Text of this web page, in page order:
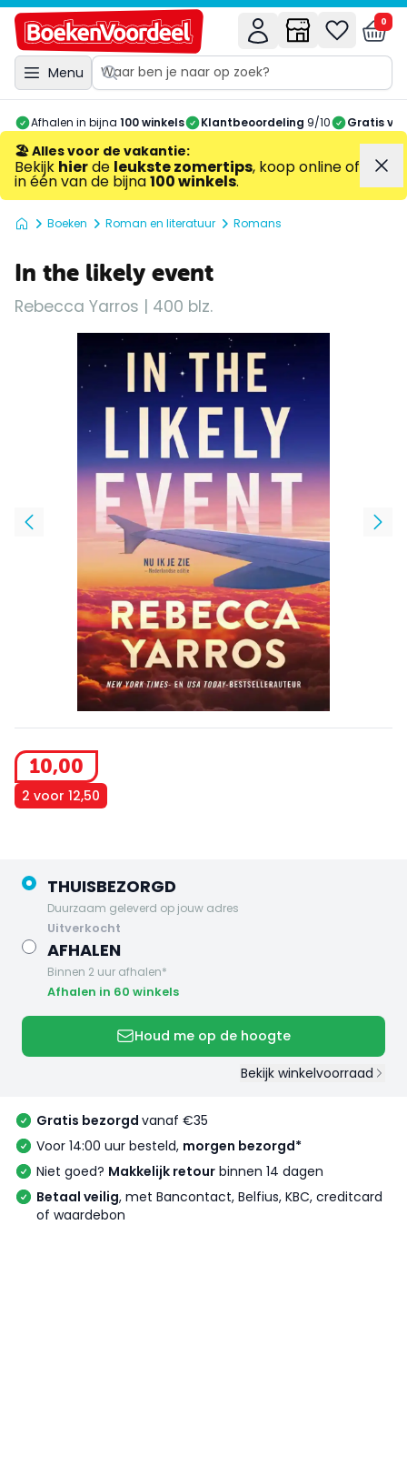
Menu
0
Afhalen in bijna 100 winkels Klantbeoordeling 9/10 Gratis
🏖️ Alles voor de vakantie:
Bekijk hierde leukste zomertips, koop online of
in één van de bijna100 winkels.
Boeken Roman en literatuur Romans
In the likely event
Rebecca Yarros | 400 blz.
10,00
2 voor 12,50
THUISBEZORGD
Duurzaam geleverd op jouw adres
uitverkocht
AFHALEN
Binnen 2 uur afhalen*
Afhalen in 60 winkels
Houd me op de hoogte
Bekijk winkelvoorraad
Gratis bezorgd vanaf €35
Voor 14:00 uur besteld, morgen bezorgd*
Niet goed? Makkelijk retour binnen 14 dagen
Betaal veilig, met Bancontact, Belfius, KBC, creditcard
of waardebon